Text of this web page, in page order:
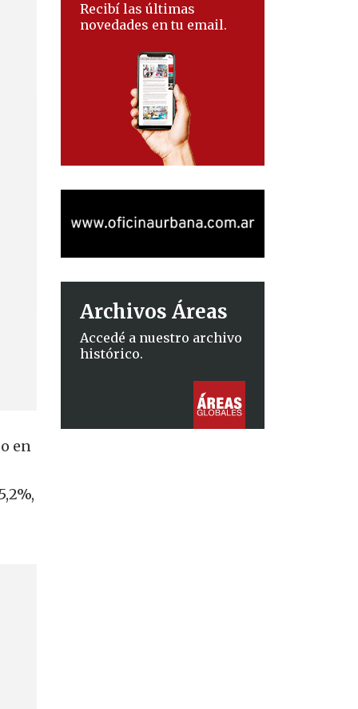
en
Recibí las últimas
novedades en tu email.
Archivos Áreas
Accedé a nuestro archivo
histórico.